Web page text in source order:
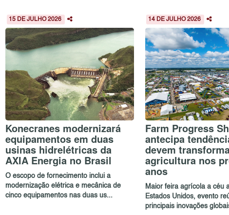
15 DE JULHO 2026
Konecranes modernizará
equipamentos em duas
usinas hidrelétricas da
AXIA Energia no Brasil
O escopo de fornecimento inclui a
modernização elétrica e mecânica de
cinco equipamentos nas duas us...
14 DE JULHO 2026
Farm Progress
antecipa
devem
agricultura nos
anos
Maior feira agrícola a céu
Estados Unidos, evento
principais inovações